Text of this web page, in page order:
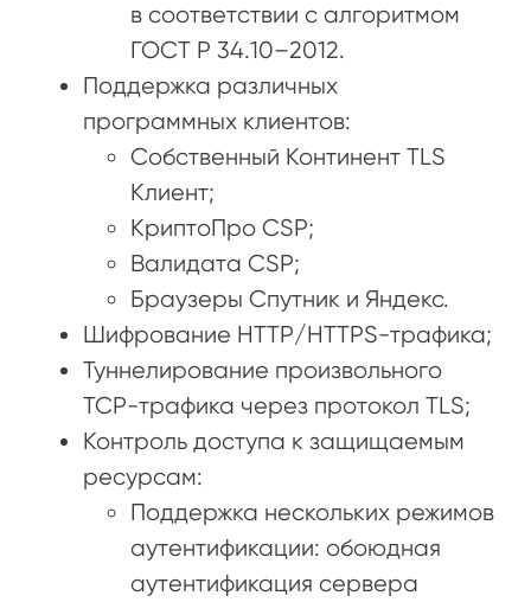
в соответствии с алгоритмом
ГОСТ Р 34.10–2012.
Поддержка различных
программных клиентов:
Собственный Континент TLS
Клиент;
КриптоПро CSP;
Валидата CSP;
Браузеры Спутник и Яндекс.
Шифрование HTTP/HTTPS-трафика;
Туннелирование произвольного
TCP-трафика через протокол TLS;
Контроль доступа к защищаемым
ресурсам:
Поддержка нескольких режимов
аутентификации: обоюдная
аутентификация сервера